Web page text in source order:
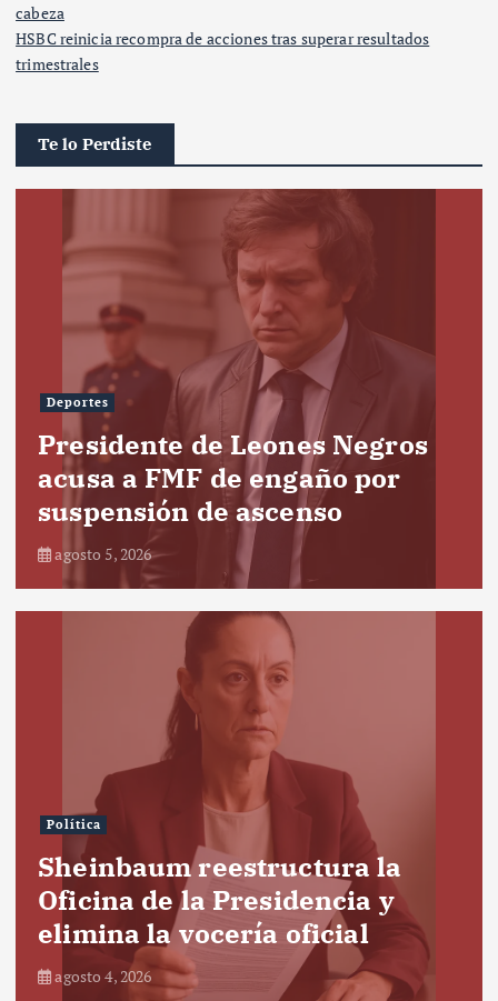
cabeza
HSBC reinicia recompra de acciones tras superar resultados
trimestrales
Te lo Perdiste
Deportes
Presidente de Leones Negros
acusa a FMF de engaño por
suspensión de ascenso
agosto 5, 2026
Política
Sheinbaum reestructura la
Oficina de la Presidencia y
elimina la vocería oficial
agosto 4, 2026